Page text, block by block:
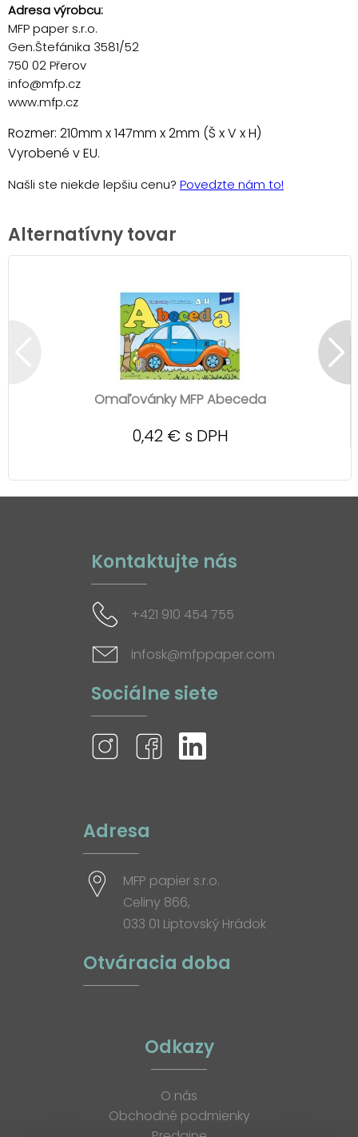
Adresa výrobcu:
MFP paper s.r.o.
Gen.Štefánika 3581/52
750 02 Přerov
info@mfp.cz
www.mfp.cz
Rozmer: 210mm x 147mm x 2mm (Š x V x H)
Vyrobené v EU.
Našli ste niekde lepšiu cenu? Povedzte nám to!
Alternatívny tovar
Omaľovánky MFP Abeceda
0,42 € s DPH
Kontaktujte nás
+421 910 454 755
infosk@mfppaper.com
Sociálne siete
Adresa
MFP papier s.r.o.
Celiny 866,
033 01 Liptovský Hrádok
Otváracia doba
Odkazy
O nás
Obchodné podmienky